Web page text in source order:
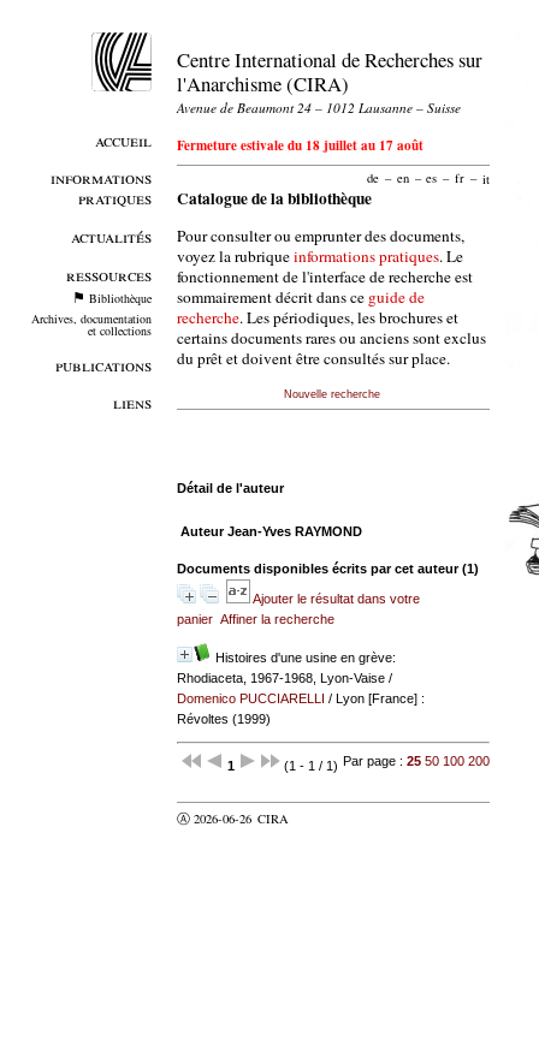
accueil
informations
pratiques
actualités
ressources
Bibliothèque
Archives, documentation
et collections
publications
liens
Centre International de Recherches sur
l'Anarchisme (CIRA)
Avenue de Beaumont 24 – 1012 Lausanne – Suisse
Fermeture estivale du 18 juillet au 17 août
de – en – es – fr – it
Catalogue de la bibliothèque
Pour consulter ou emprunter des documents,
voyez la rubriqueinformations pratiques. Le
fonctionnement de l'interface de recherche est
sommairement décrit dans ce guide de
recherche. Les périodiques, les brochures et
certains documents rares ou anciens sont exclus
du prêt et doivent être consultés sur place.
Nouvelle recherche
Détail de l'auteur
Auteur Jean-Yves RAYMOND
Documents disponibles écrits par cet auteur (1)
Ajouter le résultat dans votre
panier Affiner la recherche
Histoires d'une usine en grève:
Rhodiaceta, 1967-1968, Lyon-Vaise/
Domenico PUCCIARELLI / Lyon [France] :
Révoltes (1999)
1 (1 - 1 / 1) Par page : 25 50 100 200
Ⓐ 2026-06-26 CIRA